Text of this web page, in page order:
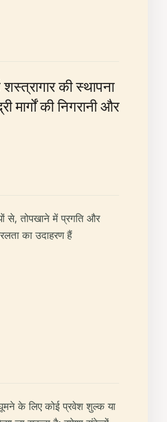
की स्थापना
मार्गों की निगरानी और
से, तोपखाने में प्रगति और
का उदाहरण हैं
के लिए कोई प्रवेश शुल्क या